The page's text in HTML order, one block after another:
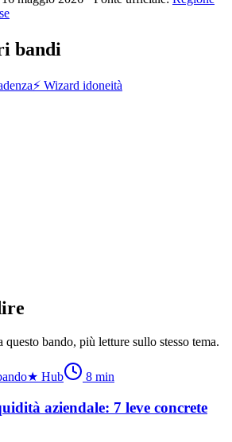
bandi
⚡ Wizard idoneità
questo bando, più letture sullo stesso tema.
★ Hub 8 min
aziendale: 7 leve concrete